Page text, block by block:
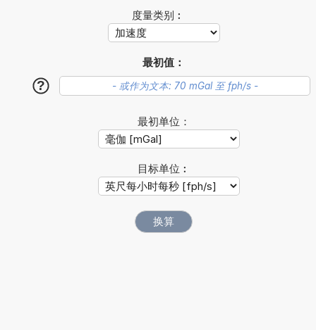
度量类别︰
最初值：
?
最初单位：
目标单位︰